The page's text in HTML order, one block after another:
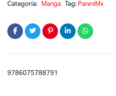
Categoría: Manga Tag: PaniniMx
9786075788791